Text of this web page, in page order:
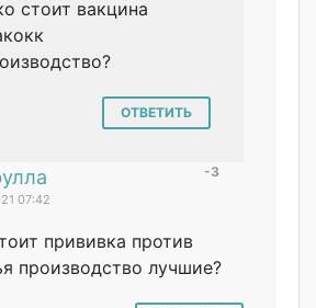
стоит вакцина
ОТВЕТИТЬ
-3
07:42
прививка против
производство лучшие?